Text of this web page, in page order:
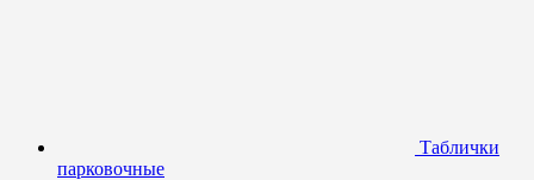
Таблички
парковочные